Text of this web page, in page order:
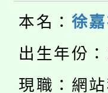
半價
者。
份教
大溪
份教
淨零
會
115
本名： 徐
出生年份
現職：網